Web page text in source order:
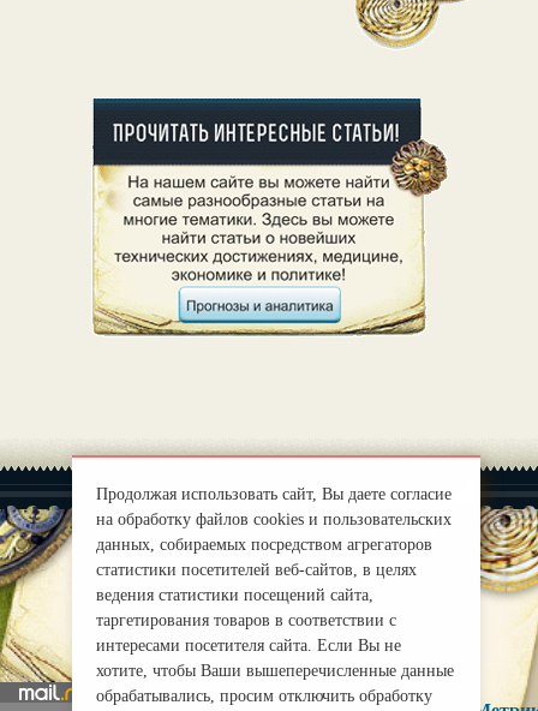
О нас |
mirprognoz@mail.ru
Продолжая использовать сайт, Вы даете согласие
на обработку файлов cookies и пользовательских
данных, собираемых посредством агрегаторов
статистики посетителей веб-сайтов, в целях
ведения статистики посещений сайта,
таргетирования товаров в соответствии с
интересами посетителя сайта. Если Вы не
хотите, чтобы Ваши вышеперечисленные данные
обрабатывались, просим отключить обработку